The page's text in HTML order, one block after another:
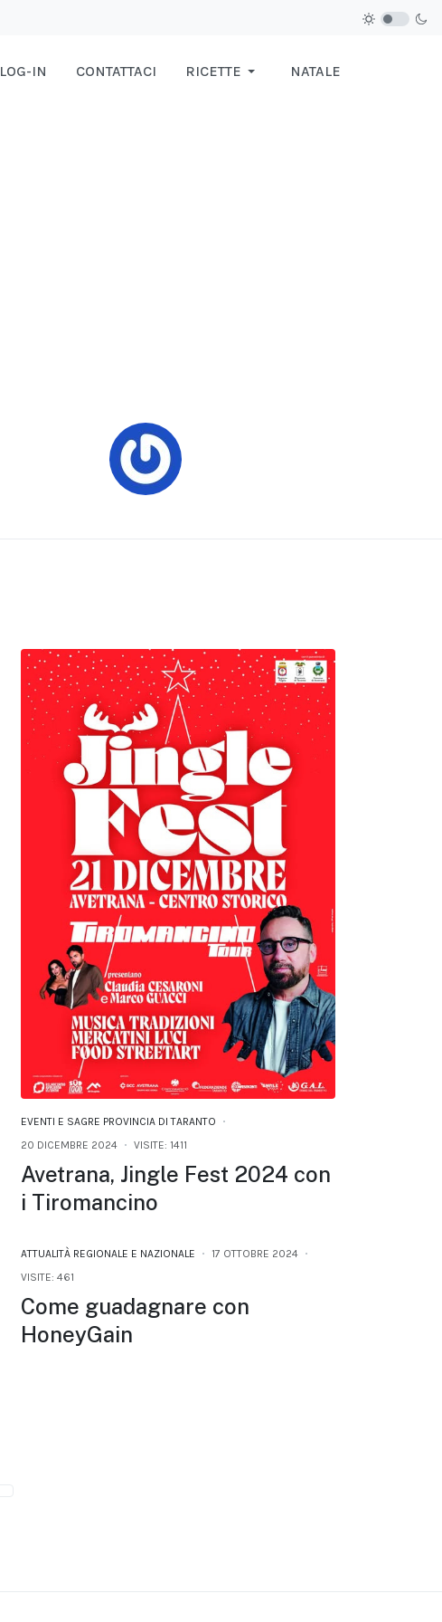
LOG-IN CONTATTACI RICETTE NATALE
EVENTI E SAGRE PROVINCIA DI TARANTO
20 DICEMBRE 2024
VISITE: 1411
Avetrana, Jingle Fest 2024 con
i Tiromancino
ATTUALITÀ REGIONALE E NAZIONALE
17 OTTOBRE 2024
VISITE: 461
Come guadagnare con
HoneyGain